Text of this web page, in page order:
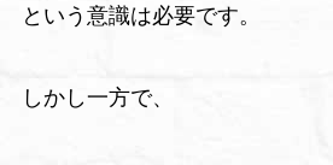
という意識は必要です。
しかし一方で、